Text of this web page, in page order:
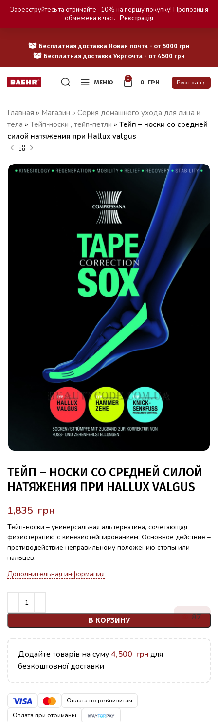
Бесплатная доставка Новая почта - от 5000 грн
Бесплатная доставка Укрпочта - от 4500 грн
МЕНЮ
0
0 ГРН Реєстрація
Главная » Магазин » Серия домашнего ухода для лица и
тела » Тейп-носки , тейп-петли » Тейп – носки со средней
силой натяжения при Hallux valgus
ТЕЙП – НОСКИ СО СРЕДНЕЙ СИЛОЙ
НАТЯЖЕНИЯ ПРИ HALLUX VALGUS
грн
Тейп-носки – универсальная альтернатива, сочетающая
физиотерапию с кинезиотейпированием. Основное действие –
противодействие неправильному положению стопы или
пальцев.
Дополнительная информация
В КОРЗИНУ 87
Додайте товарів на суму 4,500 грн для
безкоштовної доставки
Оплата по реквизитам
Оплата при отриманні
Зареєструйтесь та отримайте -10% на першу покупку! Пропозиція
обмежена в часі. Реєстрація